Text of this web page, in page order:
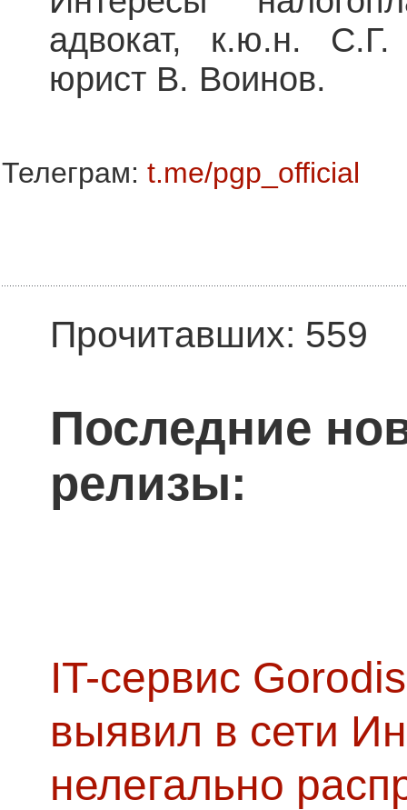
адвокат, к.ю.н.
юрист В. Воинов.
Телеграм: t.me/pgp_official
Прочитавших: 559
Последние
релизы:
IT-сервис
выявил в сети
нелегально